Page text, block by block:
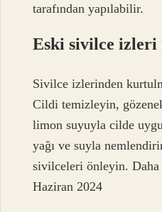
tarafından yapılabilir.
Eski sivilce izleri
Sivilce izlerinden
Cildi temizleyin,
limon suyuyla cilde
yağı ve suyla
sivilceleri önleyin.
Haziran 2024